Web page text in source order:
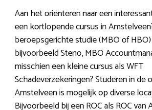
Aan het oriënteren naar een
een kortlopende cursus in
beroepsgerichte studie (MBO of
bijvoorbeeld Steno, MBO
misschien een kleine cursus als WFT
Schadeverzekeringen? Studeren in de
Amstelveen is mogelijk op diverse
Bijvoorbeeld bij een ROC als ROC van